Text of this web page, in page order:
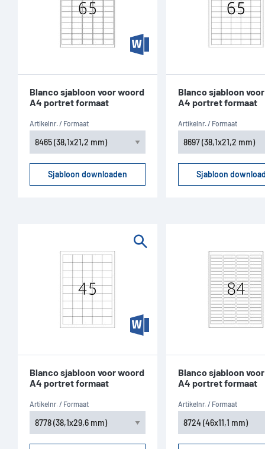
Blanco sjabloon voor woord
A4 portret formaat
Artikelnr. / Formaat
Sjabloon downloaden
Blanco sjabloon
A4 portret formaat
Artikelnr. / Formaat
Sjabloon
Blanco sjabloon voor woord
A4 portret formaat
Artikelnr. / Formaat
Blanco sjabloon
A4 portret formaat
Artikelnr. / Formaat